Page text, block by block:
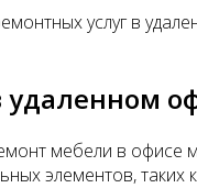
услуг в
мебели в офисе
элементов, таких